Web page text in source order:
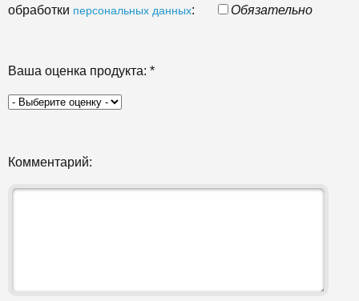
обработки персональных данных: Обязательно
Ваша оценка продукта: *
Комментарий: